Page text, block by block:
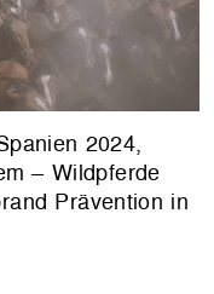
2024,
– Wildpferde
Prävention in